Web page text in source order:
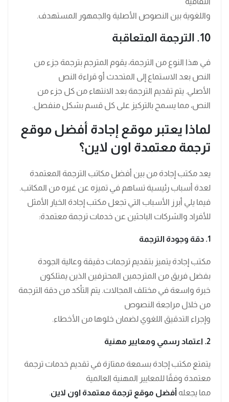
واللغوية بين النصوص الأصلية والجمهور المستهدف.
10. الترجمة المتعاقبة
في هذا النوع من الترجمة، يقوم المترجم بترجمة جزء من
النص بعد الاستماع إلى المتحدث أو قراءة النص
الأصلي. يتم تقديم الترجمة بعد الانتهاء من كل جزء من
النص، مما يسمح بالتركيز على كل قسم بشكل منفصل.
لماذا يعتبر موقع إجادة أفضل موقع
ترجمة معتمدة اون لاين؟
يعد مكتب إجادة من بين أفضل مكاتب الترجمة المعتمدة
لعدة أسباب رئيسية تساهم في تميزه عن غيره من المكاتب.
فيما يلي أبرز الأسباب التي تجعل مكتب إجادة الخيار الأمثل
للأفراد والشركات الباحثين عن خدمات ترجمة معتمدة:
1. دقة وجودة الترجمة
مكتب إجادة يتميز بتقديم ترجمات دقيقة وعالية الجودة
بفضل فريق من المترجمين المحترفين الذين يمتلكون
خبرة واسعة في مختلف المجالات. يتم التأكد من دقة الترجمة
من خلال مراجعة النصوص
وإجراء التدقيق اللغوي لضمان خلوها من الأخطاء.
2. اعتماد رسمي ومعايير مهنية
يتمتع مكتب إجادة بسمعة ممتازة في تقديم خدمات ترجمة
معتمدة وفقًا للمعايير المهنية العالمية
مما يجعله أفضل موقع ترجمة معتمدة اون لاين.